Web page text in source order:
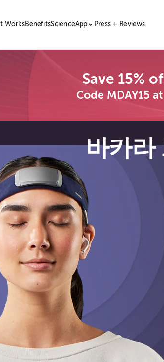
WorksBenefitsScienceApp Press + Reviews
Save 15%
Code MDAY15
바카라